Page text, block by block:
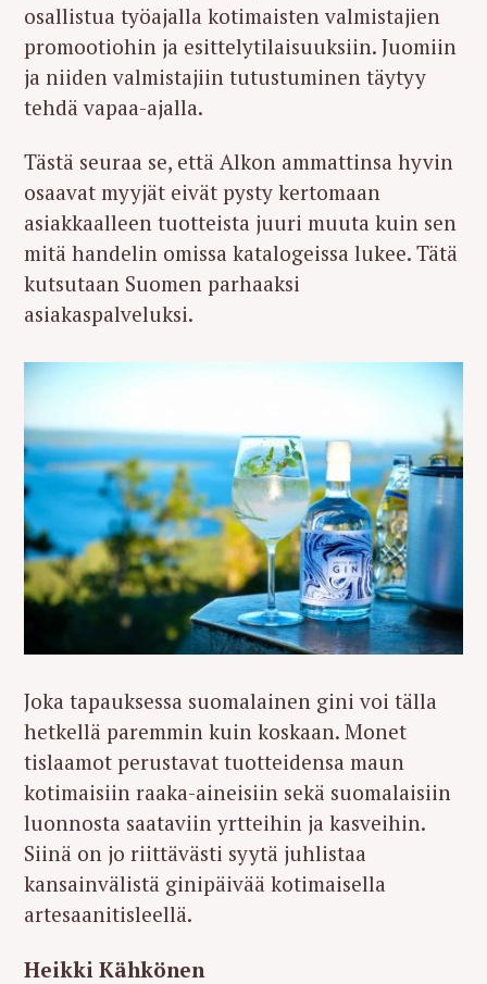
osallistua työajalla kotimaisten valmistajien
promootiohin ja esittelytilaisuuksiin. Juomiin
ja niiden valmistajiin tutustuminen täytyy
tehdä vapaa-ajalla.
Tästä seuraa se, että Alkon ammattinsa hyvin
osaavat myyjät eivät pysty kertomaan
asiakkaalleen tuotteista juuri muuta kuin sen
mitä handelin omissa katalogeissa lukee. Tätä
kutsutaan Suomen parhaaksi
asiakaspalveluksi.
Joka tapauksessa suomalainen gini voi tälla
hetkellä paremmin kuin koskaan. Monet
tislaamot perustavat tuotteidensa maun
kotimaisiin raaka-aineisiin sekä suomalaisiin
luonnosta saataviin yrtteihin ja kasveihin.
Siinä on jo riittävästi syytä juhlistaa
kansainvälistä ginipäivää kotimaisella
artesaanitisleellä.
Heikki Kähkönen